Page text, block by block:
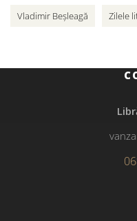
Vladimir Beșleagă Zilele